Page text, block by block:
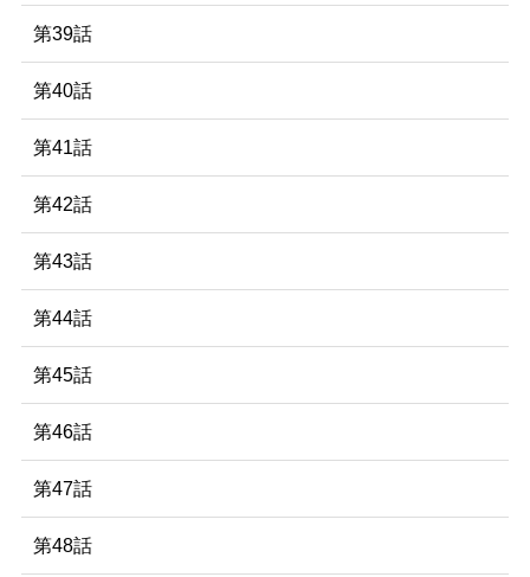
第39話
第40話
第41話
第42話
第43話
第44話
第45話
第46話
第47話
第48話